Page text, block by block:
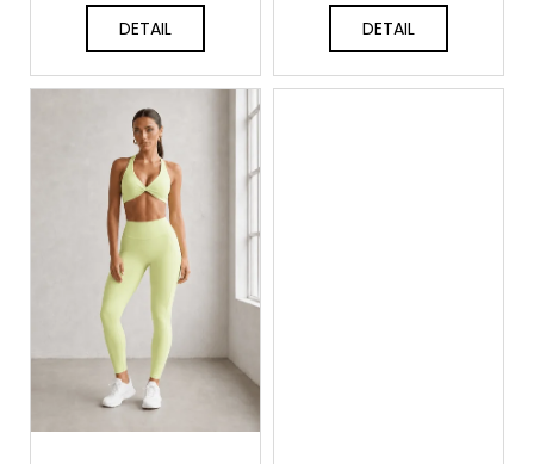
DETAIL DETAIL